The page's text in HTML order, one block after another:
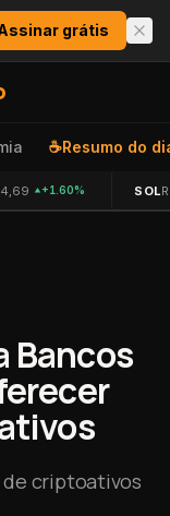
grátis
☕Resumo do
+1.60% SOL
Bancos
criptoativos